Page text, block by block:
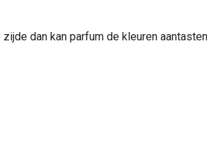
dan kan parfum de kleuren